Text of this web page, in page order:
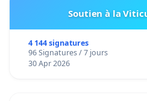
Soutien à la
4 144 signatures
96 Signatures / 7 jours
30 Apr 2026